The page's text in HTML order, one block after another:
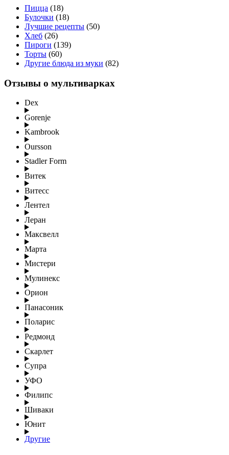
Пицца (18)
Булочки (18)
Лучшие рецепты (50)
Хлеб (26)
Пироги (139)
Торты (60)
Другие блюда из муки (82)
Отзывы о мультиварках
Dex
Gorenje
Kambrook
Oursson
Stadler Form
Витек
Витесс
Лентел
Леран
Максвелл
Марта
Мистери
Мулинекс
Орион
Панасоник
Поларис
Редмонд
Скарлет
Супра
УФО
Филипс
Шиваки
Юнит
Другие